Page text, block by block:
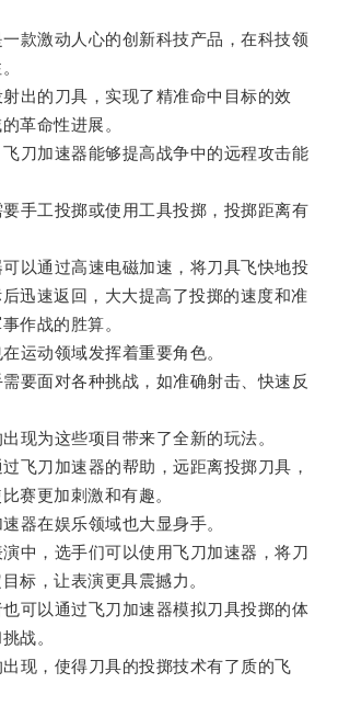
激动人心的创新科技产品，在科技领
的刀具，实现了精准命中目标的效
革命性进展。
加速器能够提高战争中的远程攻击能
工投掷或使用工具投掷，投掷距离有
通过高速电磁加速，将刀具飞快地投
迅速返回，大大提高了投掷的速度和准
作战的胜算。
动领域发挥着重要角色。
面对各种挑战，如准确射击、快速反
为这些项目带来了全新的玩法。
刀加速器的帮助，远距离投掷刀具，
赛更加刺激和有趣。
在娱乐领域也大显身手。
，选手们可以使用飞刀加速器，将刀
标，让表演更具震撼力。
以通过飞刀加速器模拟刀具投掷的体
战。
，使得刀具的投掷技术有了质的飞